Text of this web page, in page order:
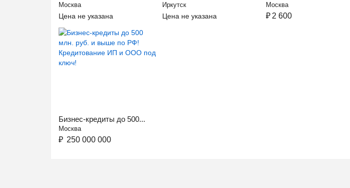
Москва
Цена не указана
Иркутск
Цена не указана
Москва
₽ 2 600
Бизнес-кредиты до 500...
Москва
₽ 250 000 000